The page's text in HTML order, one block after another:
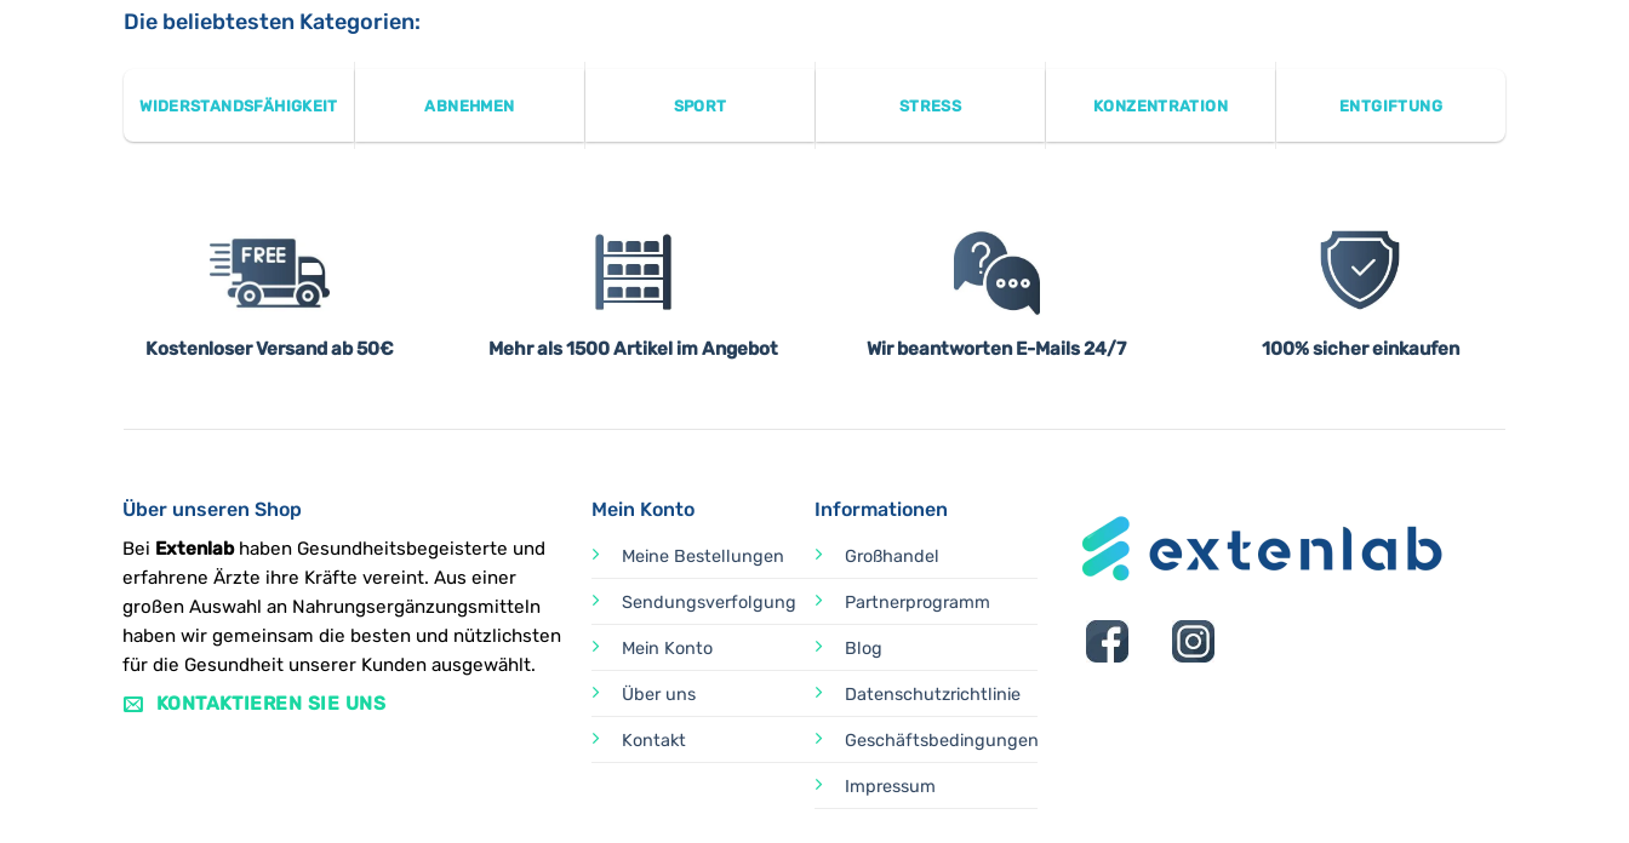
Die beliebtesten Kategorien:
WIDERSTANDSFÄHIGKEIT ABNEHMEN SPORT STRESS KONZENTRATION ENTGIFTUNG
Kostenloser Versand ab 50€ Mehr als 1500 Artikel im Angebot Wir beantworten E-Mails 24/7 100% sicher einkaufen
Über unseren Shop
Bei Extenlabhaben Gesundheitsbegeisterte und
erfahrene Ärzte ihre Kräfte vereint. Aus einer
großen Auswahl an Nahrungsergänzungsmitteln
haben wir gemeinsam die besten und nützlichsten
für die Gesundheit unserer Kunden ausgewählt.
KONTAKTIEREN SIE UNS
Mein Konto
Meine Bestellungen
Sendungsverfolgung
Mein Konto
Über uns
Kontakt
Informationen
Großhandel
Partnerprogramm
Blog
Datenschutzrichtlinie
Geschäftsbedingungen
Impressum